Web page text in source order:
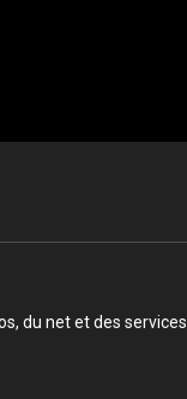
du net et des services